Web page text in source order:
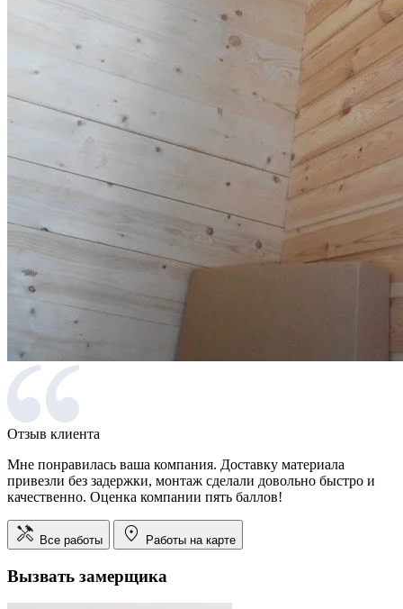
Отзыв клиента
Мне понравилась ваша компания. Доставку материала
привезли без задержки, монтаж сделали довольно быстро и
качественно. Оценка компании пять баллов!
Все работы Работы на карте
Вызвать замерщика